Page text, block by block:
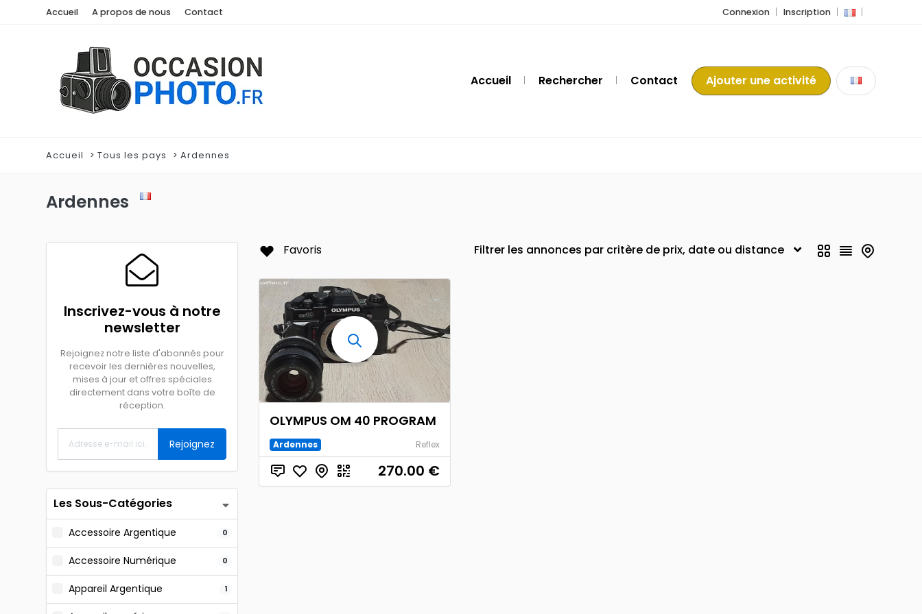
Accueil A propos de nous Contact Connexion Inscription
Accueil Rechercher Contact Ajouter une activité
Accueil Tous les pays Ardennes
Ardennes
Inscrivez-vous à notre
newsletter
Rejoignez notre liste d'abonnés pour
recevoir les dernières nouvelles,
mises à jour et offres spéciales
directement dans votre boîte de
réception.
Rejoignez
Les Sous-Catégories
Accessoire Argentique 0
Accessoire Numérique 0
Appareil Argentique 1
Favoris
OLYMPUS OM 40 PROGRAM
Ardennes Reflex
270.00 €